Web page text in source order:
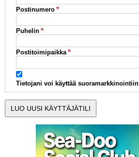
Postinumero
Puhelin
Postitoimipaikka
Tietojani voi käyttää suoramarkkinointiin